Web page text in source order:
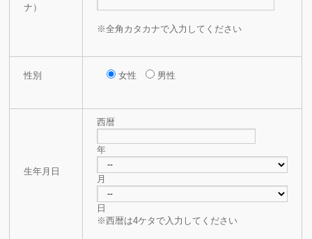
ナ）
※全角カタカナで入力してください
性別 女性 男性
生年月日
西暦
年
月
日
※西暦は4ケタで入力してください